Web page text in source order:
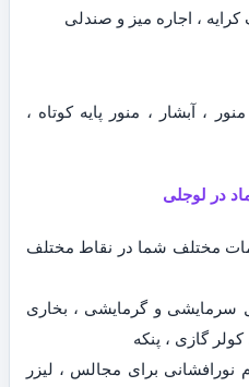
، اجاره میز و صندلی
، آبشار ، منور پایه کوتاه ،
در لوجلی
مختلف شما در نقاط مختلف
سرمایشی و گرمایشی ، بخاری
گازی ، پنکه
نورافشانی برای مجالس ، لیزر